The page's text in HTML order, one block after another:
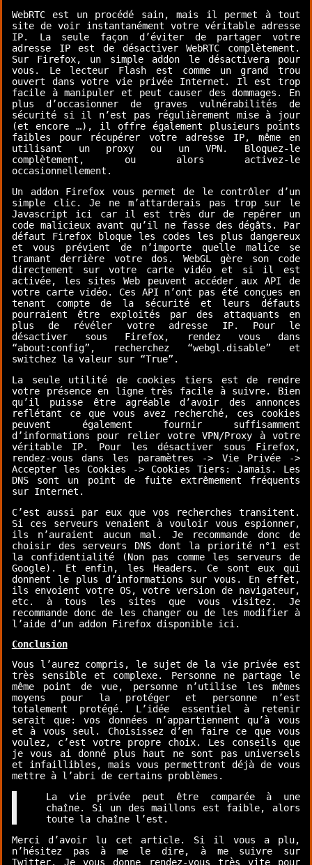
WebRTC est un procédé sain, mais il permet à tout
site de voir instantanément votre véritable adresse
IP. La seule façon d’éviter de partager votre
adresse IP est de désactiver WebRTC complètement.
Sur Firefox, un simple addon le désactivera pour
vous.
Le lecteur Flash est comme un grand trou
ouvert dans votre vie privée Internet. Il est trop
facile à manipuler et peut causer des dommages. En
plus d’occasionner de graves vulnérabilités de
sécurité si il n’est pas régulièrement mise à jour
(et encore …), il offre également plusieurs points
faibles pour récupérer votre adresse IP, même en
utilisant un proxy ou un VPN. Bloquez-le
complètement, ou alors activez-le
occasionnellement.
Un addon Firefox vous permet de le contrôler d’un
simple clic.
Je ne m’attarderais pas trop sur le
Javascript ici car il est très dur de repérer un
code malicieux avant qu’il ne fasse des dégâts. Par
défaut Firefox bloque les codes les plus dangereux
et vous prévient de n’importe quelle malice se
tramant derrière votre dos. WebGL gère son code
directement sur votre carte vidéo et si il est
activée, les sites Web peuvent accéder aux API de
votre carte vidéo. Ces API n’ont pas été conçues en
tenant compte de la sécurité et leurs défauts
pourraient être exploités par des attaquants en
plus de révéler votre adresse IP. Pour le
désactiver sous Firefox, rendez vous dans
“about:config”, recherchez “webgl.disable” et
switchez la valeur sur “True”.
La seule utilité de cookies tiers est de rendre
votre présence en ligne très facile à suivre. Bien
qu’il puisse être agréable d’avoir des annonces
reflétant ce que vous avez recherché, ces cookies
peuvent également fournir suffisamment
d’informations pour relier votre VPN/Proxy à votre
véritable IP. Pour les désactiver sous Firefox,
rendez-vous dans les paramètres -> Vie Privée ->
Accepter les Cookies -> Cookies Tiers: Jamais. Les
DNS sont un point de fuite extrêmement fréquents
sur Internet.
C’est aussi par eux que vos recherches transitent.
Si ces serveurs venaient à vouloir vous espionner,
ils n’auraient aucun mal. Je recommande donc de
choisir des serveurs DNS dont la priorité n°1 est
la confidentialité (Non pas comme les serveurs de
Google). Et enfin, les Headers. Ce sont eux qui
donnent le plus d’informations sur vous. En effet,
ils envoient votre OS, votre version de navigateur,
etc. à tous les sites que vous visitez. Je
recommande donc de les changer ou de les modifier à
l’aide d’un addon Firefox disponible ici .
Conclusion
Vous l’aurez compris, le sujet de la vie privée est
très sensible et complexe. Personne ne partage le
même point de vue, personne n’utilise les mêmes
moyens pour la protéger et personne n’est
totalement protégé. L’idée essentiel à retenir
serait que: vos données n’appartiennent qu’à vous
et à vous seul. Choisissez d’en faire ce que vous
voulez, c’est votre propre choix. Les conseils que
je vous ai donné plus haut ne sont pas universels
et infaillibles, mais vous permettront déjà de vous
mettre à l’abri de certains problèmes.
La vie privée peut être comparée à une
chaîne. Si un des maillons est faible, alors
toute la chaîne l’est.
Merci d’avoir lu cet article. Si il vous a plu,
n’hésitez pas àme le dire, à me suivre sur
Twitter. Je vous donne rendez-vous très vite pour